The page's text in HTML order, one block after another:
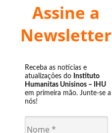
Assine a
Newsletter
Receba as notícias e
atualizações do Instituto
Humanitas Unisinos – IHU
em primeira mão. Junte-se a
nós!